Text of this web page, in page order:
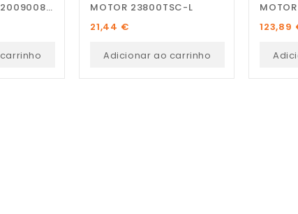
Pedro Pereira
Motor Assy 432200900873
MOTOR 23800TSC-L
Preço
21,44 €
Adicionar ao carrinho
MOTOR
Preço
123,89